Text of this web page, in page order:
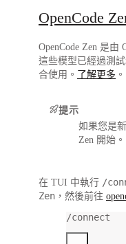
OpenCode
OpenCode Zen 是由
這些模型已經過測
合使用。
了解更多 。
提示
如果您是
Zen 開始。
在 TUI 中執行 /
Zen ，然後前往
/connect